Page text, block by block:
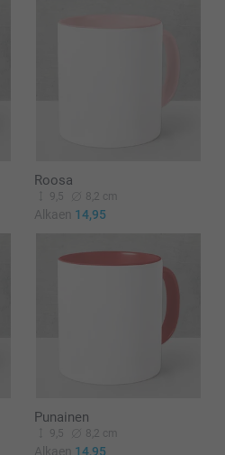
Roosa
9,5 8,2 cm
Alkaen 14,95
Punainen
9,5 8,2 cm
Alkaen 14,95